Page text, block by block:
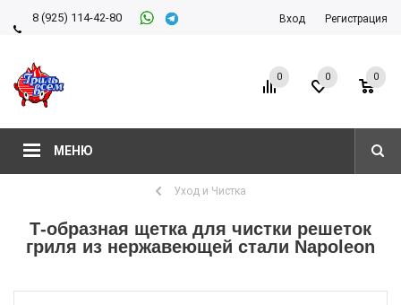
8 (925) 114-42-80
Вход Регистрация
МЕНЮ
0 0
0
Уход и Чистка
Т-образная щетка для чистки решеток
гриля из нержавеющей стали Napoleon